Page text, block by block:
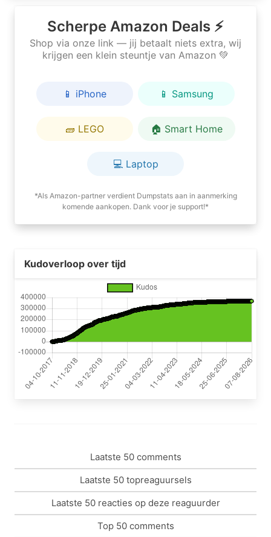
Scherpe Amazon Deals ⚡
Shop via onze link — jij betaalt niets extra, wij
krijgen een klein steuntje van Amazon 💚
📱 iPhone 📱 Samsung
🧱 LEGO 🏠 Smart Home
💻 Laptop
*Als Amazon-partner verdient Dumpstats aan in aanmerking
komende aankopen. Dank voor je support!*
Kudoverloop over tijd
Laatste 50 comments
Laatste 50 topreaguursels
Laatste 50 reacties op deze reaguurder
Top 50 comments